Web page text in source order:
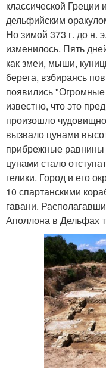
классической Греции
дельфийским
Но зимой 373 г. до н.
изменилось. Пять
как змеи, мыши,
берега, взбираясь
появились
известно, что это
произошло
вызвало цунами
прибрежные равнины
цунами стало
гелики. Город и его
10 спартанскими
гавани.
Аполлона в Дельфах